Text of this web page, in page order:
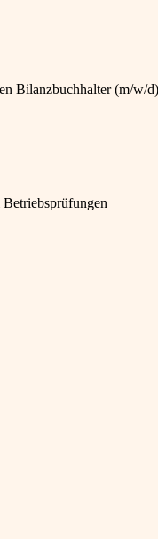
Bilanzbuchhalter (m/w/
Betriebsprüfungen